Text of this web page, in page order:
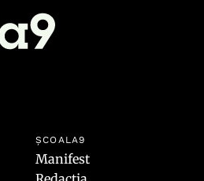
ȘCOALA9
Manifest